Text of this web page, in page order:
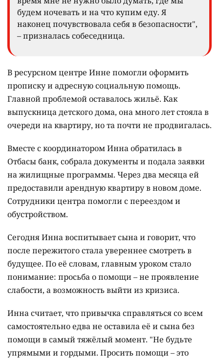
будем ночевать и на что купим еду. Я
наконец почувствовала себя в безопасности",
– призналась собеседница.
В ресурсном центре Инне помогли оформить
прописку и адресную социальную помощь.
Главной проблемой оставалось жильё. Как
выпускница детского дома, она много лет стояла в
очереди на квартиру, но та почти не продвигалась.
Вместе с координатором Инна обратилась в
Отбасы банк, собрала документы и подала заявки
на жилищные программы. Через два месяца ей
предоставили арендную квартиру в новом доме.
Сотрудники центра помогли с переездом и
обустройством.
Сегодня Инна воспитывает сына и говорит, что
после пережитого стала увереннее смотреть в
будущее. По её словам, главным уроком стало
понимание: просьба о помощи – не проявление
слабости, а возможность выйти из кризиса.
Инна считает, что привычка справляться со всем
самостоятельно едва не оставила её и сына без
помощи в самый тяжёлый момент. "Не будьте
упрямыми и гордыми. Просить помощи – это